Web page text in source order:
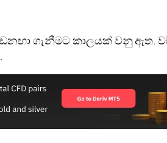
ගැනීමට කාලයක් වනු ඇත.